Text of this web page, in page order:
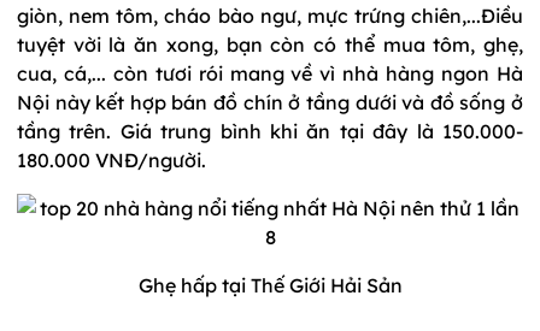
giòn, nem tôm, cháo bào ngư, mực trứng chiên,...Điều
tuyệt vời là ăn xong, bạn còn có thể mua tôm, ghẹ,
cua, cá,... còn tươi rói mang về vì nhà hàng ngon Hà
Nội này kết hợp bán đồ chín ở tầng dưới và đồ sống ở
tầng trên. Giá trung bình khi ăn tại đây là 150.000-
180.000 VNĐ/người.
Ghẹ hấp tại Thế Giới Hải Sản